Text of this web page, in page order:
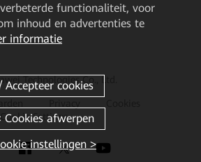
Technologies Co., Ltd.
Cookie Settings
functionaliteit, voor
inhoud en advertenties te
informatie
instellingen >